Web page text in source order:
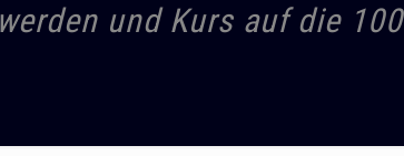
und Kurs auf die 100